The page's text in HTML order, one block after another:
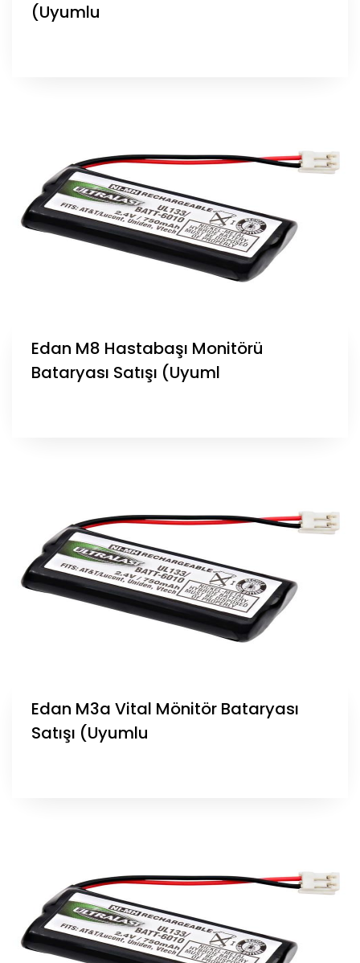
(Uyumlu
Edan M8 Hastabaşı Monitörü
Bataryası Satışı (Uyuml
Edan M3a Vital Mönitör Bataryası
Satışı (Uyumlu